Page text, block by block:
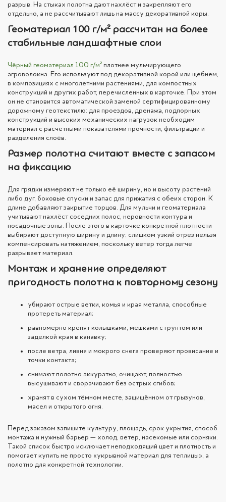
разрыв. На стыках полотна дают нахлёст и закрепляют его
отдельно, а не рассчитывают лишь на массу декоративной коры.
Геоматериал 100 г/м² рассчитан на более
стабильные ландшафтные слои
Чёрный геоматериал 100 г/м² плотнее мульчирующего
агроволокна. Его используют под декоративной корой или щебнем,
в композициях с многолетними растениями, для компостных
конструкций и других работ, перечисленных в карточке. При этом
он не становится автоматической заменой сертифицированному
дорожному геотекстилю: для проездов, дренажа, подпорных
конструкций и высоких механических нагрузок необходим
материал с расчётными показателями прочности, фильтрации и
разделения слоёв.
Размер полотна считают вместе с запасом
на фиксацию
Для грядки измеряют не только её ширину, но и высоту растений
либо дуг, боковые спуски и запас для прижатия с обеих сторон. К
длине добавляют закрытие торцов. Для мульчи и геоматериала
учитывают нахлёст соседних полос, неровности контура и
посадочные зоны. После этого в карточке конкретной плотности
выбирают доступную ширину и длину; слишком узкий отрез нельзя
компенсировать натяжением, поскольку ветер тогда легче
разрывает материал.
Монтаж и хранение определяют
пригодность полотна к повторному сезону
убирают острые ветки, комья и края металла, способные
протереть материал;
равномерно крепят колышками, мешками с грунтом или
заделкой края в канавку;
после ветра, ливня и мокрого снега проверяют провисание и
точки контакта;
снимают полотно аккуратно, очищают, полностью
высушивают и сворачивают без острых сгибов;
хранят в сухом тёмном месте, защищённом от грызунов,
масел и открытого огня.
Перед заказом запишите культуру, площадь, срок укрытия, способ
монтажа и нужный барьер — холод, ветер, насекомые или сорняки.
Такой список быстро исключает неподходящий цвет и плотность и
помогает купить не просто «укрывной материал для теплицы», а
полотно для конкретной технологии.